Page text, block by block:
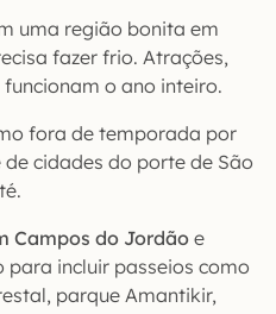
uma região bonita em
fazer frio. Atrações,
o ano inteiro.
fora de temporada por
de cidades do porte de São
Campos do Jordão e
incluir passeios como
parque Amantikir,